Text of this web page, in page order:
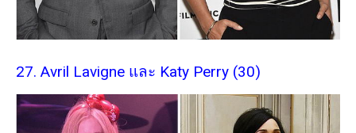
27. Avril Lavigne และ Katy Perry (30)